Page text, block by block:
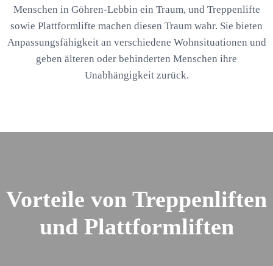
Menschen in Göhren-Lebbin ein Traum, und Treppenlifte
sowie Plattformlifte machen diesen Traum wahr. Sie bieten
Anpassungsfähigkeit an verschiedene Wohnsituationen und
geben älteren oder behinderten Menschen ihre
Unabhängigkeit zurück.
Vorteile von Treppenliften
und Plattformliften